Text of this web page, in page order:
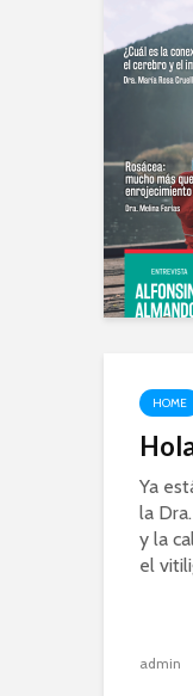
HOME
Ya
la
y la
el
admin